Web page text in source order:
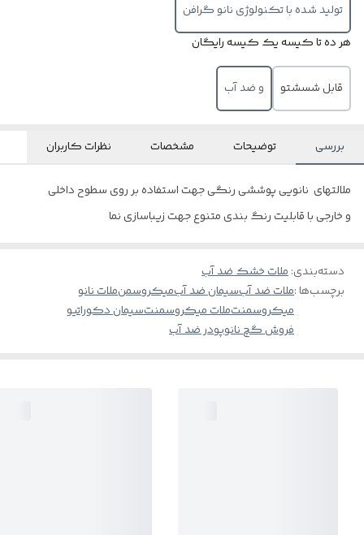
تولید شده با تکنولوژی نانو گرافن
هر ده تا کیسه یک کیسه رایگان
قابل شسشتو و ضد آب
بررسی توضیحات مشخصات نظرات کاربران
ملالتهای نانویی پوششی رنگی جهت استفاده بر روی سطوح داخلی
و خارجی با قابلیت رنگ بندی متنوع جهت زیباسازی نما
دسته‌بندی:ملات خشک ضد آب
برچسب‌ها :ملات ضد آبسیمان ضد آبمیکروسمنملات نانو
میکروسمنتملات میکروسمنتسیمان دکوراتیو
فروش گچ نانوپودر ضد آب